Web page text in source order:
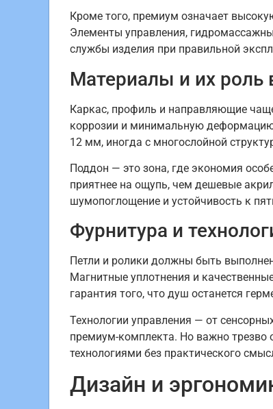
Кроме того, премиум означает
Элементы управления,
службы изделия при правильной
Материалы и их роль
Каркас, профиль и направляющие
коррозии и минимальную деформацию
12 мм, иногда с многослойной
Поддон — это зона, где экономия
приятнее на ощупь, чем дешевые
шумопоглощение и устойчивость к
Фурнитура и
Петли и ролики должны быть
Магнитные уплотнения и
гарантия того, что душ останется
Технологии управления — от
премиум-комплекта. Но важно трезво
технологиями без практического
Дизайн и